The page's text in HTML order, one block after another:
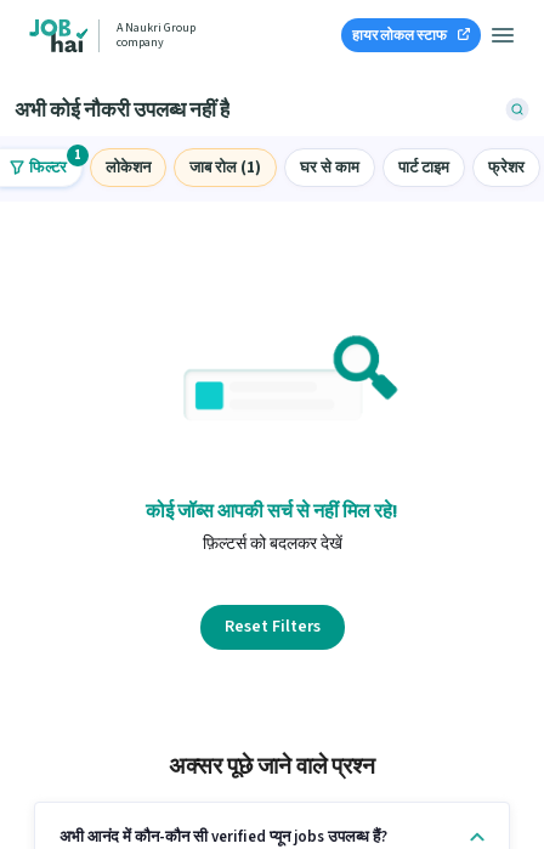
A Naukri Group
company
हायर लोकल स्टाफ
अभी कोई नौकरी उपलब्ध नहीं है
फिल्टर
1
लोकेशन जाब रोल (1) घर से काम पार्ट टाइम फ्रेशर
कोई जॉब्स आपकी सर्च से नहीं मिल रहे!
फ़िल्टर्स को बदलकर देखें
Reset Filters
अक्सर पूछे जाने वाले प्रश्न
अभी आनंद में कौन-कौन सी verified प्यून jobs उपलब्ध हैं?